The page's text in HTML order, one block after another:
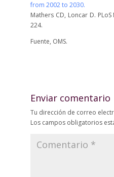
from 2002 to 2030.
Mathers CD, Loncar D.
224.
Fuente, OMS.
Enviar comentario
Tu dirección de correo
Los campos obligatorios